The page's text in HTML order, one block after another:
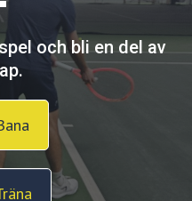
och bli en del av